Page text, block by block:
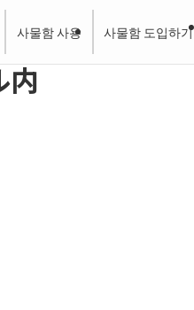
사물함 사용 사물함 도입하기
内